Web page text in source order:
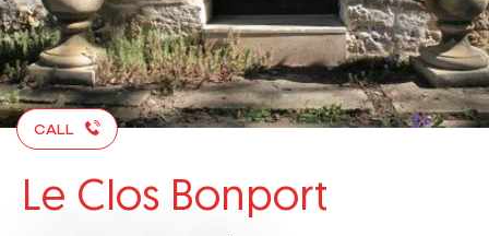
CALL
Le Clos Bonport